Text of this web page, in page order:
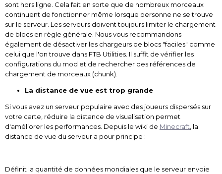
sont hors ligne. Cela fait en sorte que de nombreux morceaux
continuent de fonctionner même lorsque personne ne se trouve
sur le serveur. Les serveurs doivent toujours limiter le chargement
de blocs en règle générale. Nous vous recommandons
également de désactiver les chargeurs de blocs "faciles" comme
celui que l'on trouve dans FTB Utilities. Il suffit de vérifier les
configurations du mod et de rechercher des références de
chargement de morceaux (chunk).
La distance de vue est trop grande
Si vous avez un serveur populaire avec des joueurs dispersés sur
votre carte, réduire la distance de visualisation permet
d'améliorer les performances. Depuis le wiki de Minecraft, la
distance de vue du serveur a pour principe :
Définit la quantité de données mondiales que le serveur envoie